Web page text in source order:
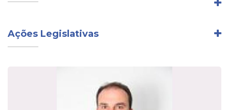
Ações Legislativas